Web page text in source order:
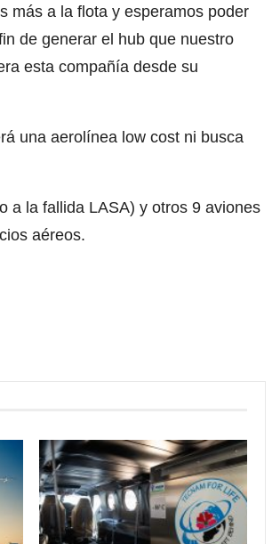
más a la flota y esperamos poder
de generar el hub que nuestro
esta compañía desde su
una aerolínea low cost ni busca
a la fallida LASA) y otros 9 aviones
aéreos.